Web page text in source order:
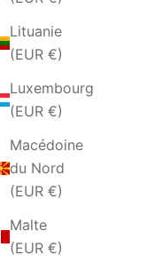
Lituanie
(EUR €)
Luxembourg
(EUR €)
Macédoine
du Nord
(EUR €)
Malte
(EUR €)